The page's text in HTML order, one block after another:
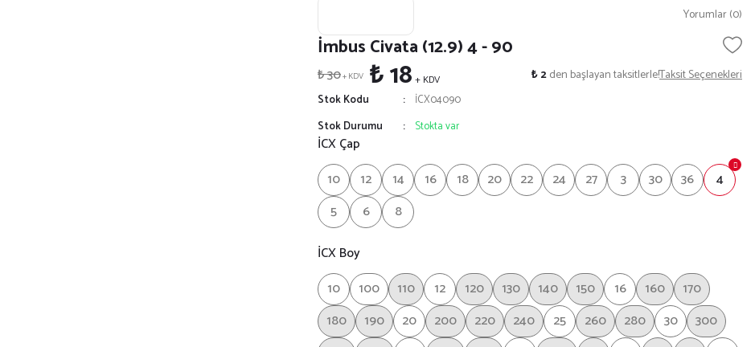
Yorumlar (0)
İmbus Civata (12.9) 4 - 90
₺ 30+ KDV ₺ 18 + KDV ₺ 2den başlayan taksitlerle!Taksit Seçenekleri
Stok Kodu
İCX04090
Stok Durumu
Stokta var
İCX Çap
10
12 14 16 18 20 22 24 27 3 30 36
4
5
6
8
İCX Boy
10
100 110 12 120 130 140 150 16 160
170
180
190 20 200 220 240 25 260 280 30
300